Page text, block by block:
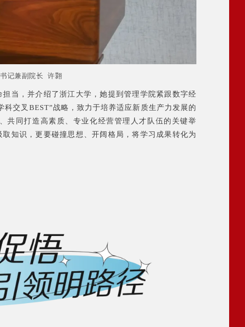
记兼副院长 许翾
当，并介绍了浙江大学，她提到管理学院紧跟数字经
交叉BEST”战略，致力于培养适应新质生产力发展的
共同打造高素质、专业化经营管理人才队伍的关键举
知识，更要碰撞思想、开阔格局，将学习成果转化为